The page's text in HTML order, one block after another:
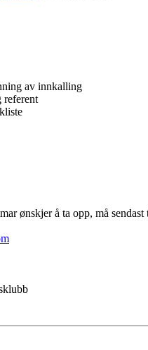
av innkalling
referent
ønskjer å ta opp, må